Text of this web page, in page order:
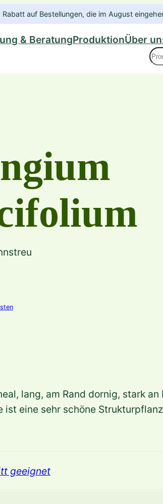
auf Bestellungen, die im August
& BeratungProduktionÜber
lang, am Rand dornig, stark
eine sehr schöne
geeignet